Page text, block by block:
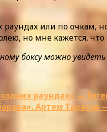
или по очкам,
но мне кажется,
боксу можно
раундах» —
Артем Тарасов